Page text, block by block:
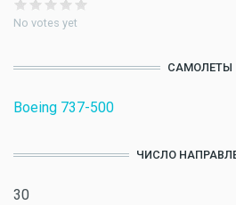
No votes yet
САМОЛЕТЫ
Boeing 737-500
ЧИСЛО
30